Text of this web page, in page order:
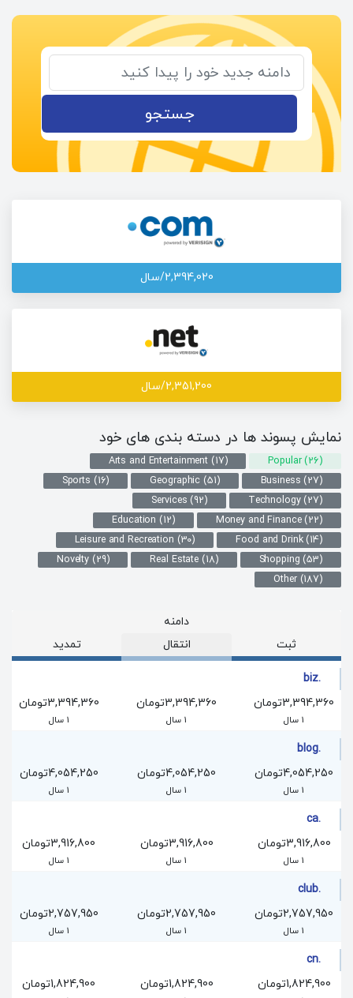
جستجو
2,394,020/سال
2,351,200/سال
نمایش پسوند ها در دسته بندی های خود
Popular (26)
Arts and Entertainment (17)
Business (27)
Geographic (51)
Sports (16)
Technology (27)
Services (92)
Money and Finance (22)
Education (12)
Food and Drink (14)
Leisure and Recreation (30)
Shopping (53)
Real Estate (18)
Novelty (29)
Other (187)
دامنه
ثبت
انتقال تمدید
.biz
3,394,360تومان
1 سال
3,394,360تومان
1 سال
3,394,360تومان
1 سال
.blog
4,054,250تومان
1 سال
4,054,250تومان
1 سال
4,054,250تومان
1 سال
.ca
3,916,800تومان
1 سال
3,916,800تومان
1 سال
3,916,800تومان
1 سال
.club
2,757,950تومان
1 سال
2,757,950تومان
1 سال
2,757,950تومان
1 سال
.cn
1,824,900تومان
1,824,900تومان 1,824,900تومان